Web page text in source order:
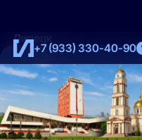
+7 (933) 330-40-90
Липецк